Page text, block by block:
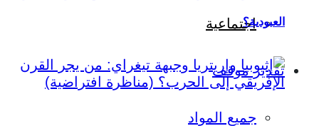
اجتماعية
تقدير موقف
جميع المواد
العبودية؟